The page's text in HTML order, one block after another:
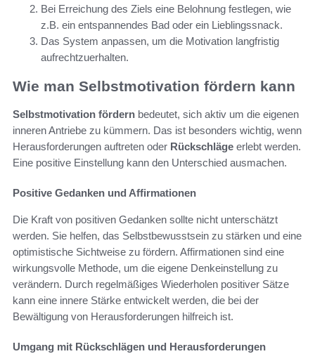
Bei Erreichung des Ziels eine Belohnung festlegen, wie
z.B. ein entspannendes Bad oder ein Lieblingssnack.
Das System anpassen, um die Motivation langfristig
aufrechtzuerhalten.
Wie man Selbstmotivation fördern kann
Selbstmotivation fördern bedeutet, sich aktiv um die eigenen
inneren Antriebe zu kümmern. Das ist besonders wichtig, wenn
Herausforderungen auftreten oder Rückschläge erlebt werden.
Eine positive Einstellung kann den Unterschied ausmachen.
Positive Gedanken und Affirmationen
Die Kraft von positiven Gedanken sollte nicht unterschätzt
werden. Sie helfen, das Selbstbewusstsein zu stärken und eine
optimistische Sichtweise zu fördern. Affirmationen sind eine
wirkungsvolle Methode, um die eigene Denkeinstellung zu
verändern. Durch regelmäßiges Wiederholen positiver Sätze
kann eine innere Stärke entwickelt werden, die bei der
Bewältigung von Herausforderungen hilfreich ist.
Umgang mit Rückschlägen und Herausforderungen